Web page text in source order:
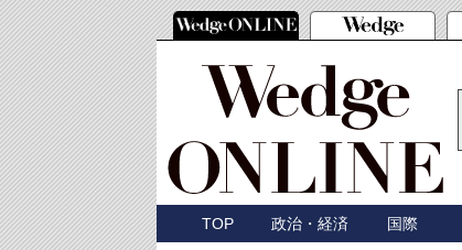
TOP 政治・経済 国際